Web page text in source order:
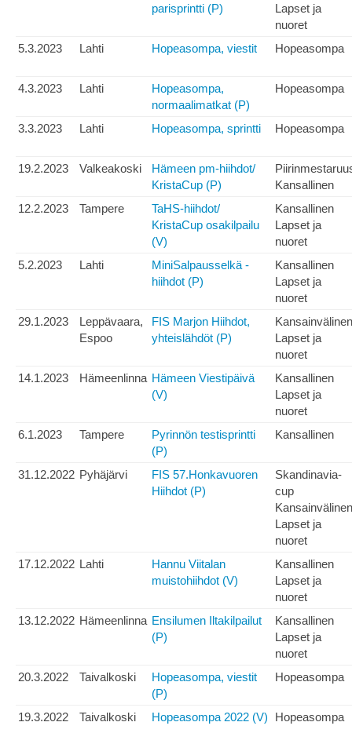
parisprintti (P)
Lapset ja
nuoret
5.3.2023
Lahti Hopeasompa, viestit Hopeasompa
4.3.2023 Lahti
Hopeasompa,
normaalimatkat (P)
Hopeasompa
3.3.2023 Lahti Hopeasompa, sprintti Hopeasompa
19.2.2023 Valkeakoski
Hämeen pm-hiihdot/
KristaCup (P)
Kansallinen
12.2.2023
Tampere
TaHS-hiihdot/
KristaCup osakilpailu
(V)
Kansallinen
Lapset ja
nuoret
5.2.2023
Lahti
MiniSalpausselkä -
hiihdot (P)
Kansallinen
Lapset ja
nuoret
29.1.2023
Leppävaara,
Espoo
FIS Marjon Hiihdot,
yhteislähdöt (P)
Kansainvälinen
Lapset ja
nuoret
14.1.2023
Hämeenlinna Hämeen Viestipäivä
(V)
Kansallinen
Lapset ja
nuoret
6.1.2023
Tampere
Pyrinnön testisprintti
(P)
Kansallinen
31.12.2022 Pyhäjärvi
FIS 57.Honkavuoren
Hiihdot (P)
Skandinavia-
cup
Kansainvälinen
Lapset ja
nuoret
17.12.2022 Lahti
Hannu Viitalan
muistohiihdot (V)
Kansallinen
Lapset ja
nuoret
13.12.2022 Hämeenlinna Ensilumen Iltakilpailut
(P)
Kansallinen
Lapset ja
nuoret
20.3.2022
Taivalkoski
Hopeasompa, viestit
(P)
Hopeasompa
19.3.2022 Taivalkoski Hopeasompa 2022 (V) Hopeasompa